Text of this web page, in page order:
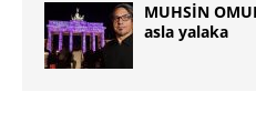
MUHSİN
asla yalaka